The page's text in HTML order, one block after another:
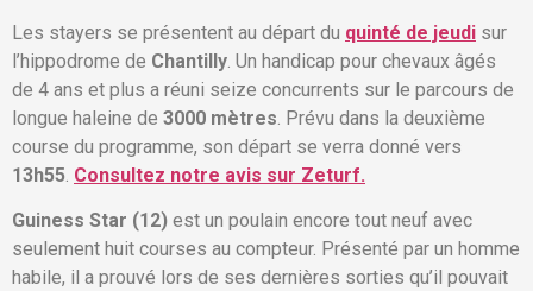
Les stayers se présentent au départ du quinté de jeudi sur
l’hippodrome de Chantilly . Un handicap pour chevaux âgés
de 4 ans et plus a réuni seize concurrents sur le parcours de
longue haleine de 3000 mètres . Prévu dans la deuxième
course du programme, son départ se verra donné vers
13h55 Consultez notre avis sur Zeturf.
Guiness Star (12) est un poulain encore tout neuf avec
seulement huit courses au compteur. Présenté par un homme
habile, il a prouvé lors de ses dernières sorties qu’il pouvait